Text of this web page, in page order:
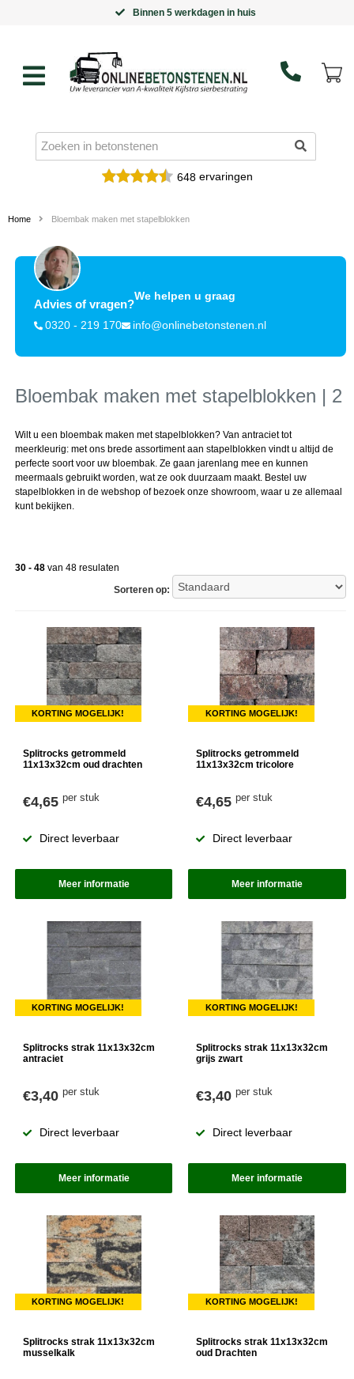
Binnen 5 werkdagen in huis
648ervaringen
Home Bloembak maken met stapelblokken
Advies of vragen?
We helpen u graag
0320 - 219 170 info@onlinebetonstenen.nl
Bloembak maken met stapelblokken | 2
Wilt u een bloembak maken met stapelblokken? Van antraciet tot
meerkleurig: met ons brede assortiment aan stapelblokken vindt u altijd de
perfecte soort voor uw bloembak. Ze gaan jarenlang mee en kunnen
meermaals gebruikt worden, wat ze ook duurzaam maakt. Bestel uw
stapelblokken in de webshop of bezoek onze showroom, waar u ze allemaal
kunt bekijken.
30 - 48van 48 resulaten
Sorteren op:
KORTING MOGELIJK!
Splitrocks getrommeld
11x13x32cm oud drachten
€4,65 per stuk
Direct leverbaar
Meer informatie
KORTING MOGELIJK!
Splitrocks getrommeld
11x13x32cm tricolore
€4,65per stuk
Direct leverbaar
Meer informatie
KORTING MOGELIJK!
Splitrocks strak 11x13x32cm
antraciet
€3,40 per stuk
Direct leverbaar
Meer informatie
KORTING MOGELIJK!
Splitrocks strak 11x13x32cm
grijs zwart
€3,40per stuk
Direct leverbaar
Meer informatie
KORTING MOGELIJK!
Splitrocks strak 11x13x32cm
musselkalk
KORTING MOGELIJK!
Splitrocks strak 11x13x32cm
oud Drachten